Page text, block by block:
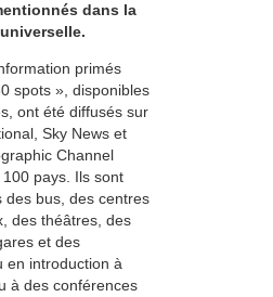
dans la
primés
spots », disponibles
ont été diffusés sur
Sky News et
Channel
pays. Ils sont
des bus, des centres
des théâtres, des
et des
en introduction à
à des conférences